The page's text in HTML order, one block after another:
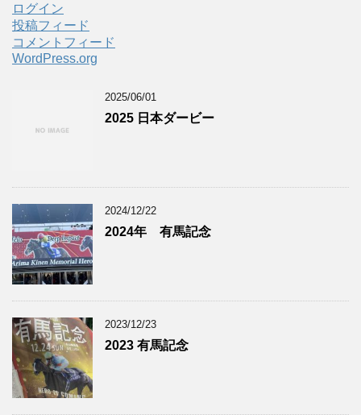
ログイン
投稿フィード
コメントフィード
WordPress.org
2025/06/01
2025 日本ダービー
2024/12/22
2024年 有馬記念
2023/12/23
2023 有馬記念